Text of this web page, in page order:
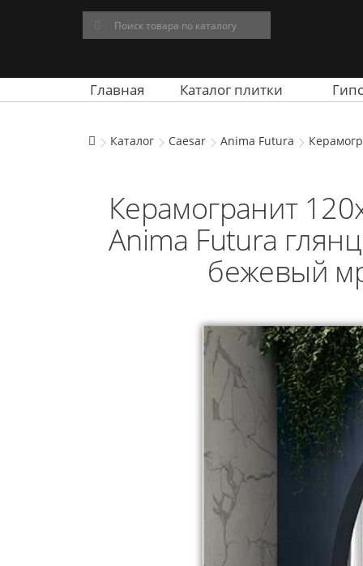
Главная Каталог плитки
Каталог Caesar Anima Futura
Керамогранит
Anima Futura
бежевый